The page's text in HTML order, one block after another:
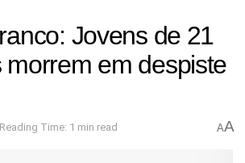
Jovens de 21
morrem em despiste
Reading Time: 1 min read AA